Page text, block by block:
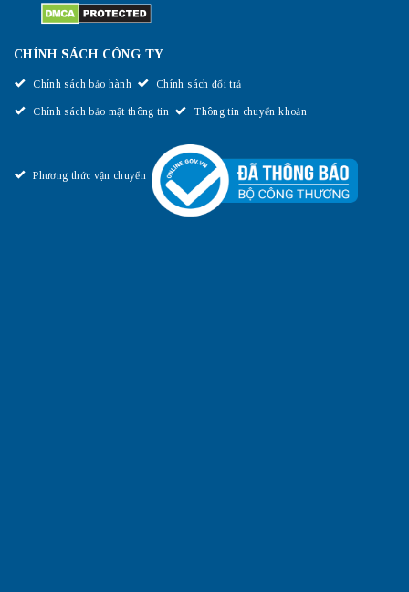
CHÍNH SÁCH CÔNG TY
Chính sách bảo hành Chính sách đổi trả
Chính sách bảo mật thông tin Thông tin chuyển khoản
Phương thức vận chuyển